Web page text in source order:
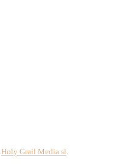
Holy Grail Media sl